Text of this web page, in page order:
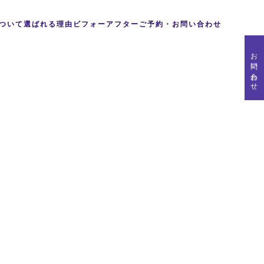
いて選ばれる理由 ビフォーアフター ご予約・お問い合わせ
お問い合わせ